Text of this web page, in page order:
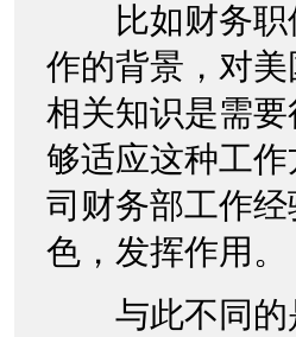
比如财务职
作的背景，对
相关知识是需
够适应这种工
司财务部工作
色，发挥作用。
与此不同的